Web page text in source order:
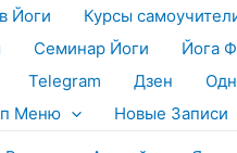
Йоги Курсы
Семинар Йоги Йога
Telegram Дзен
Меню Новые Записи